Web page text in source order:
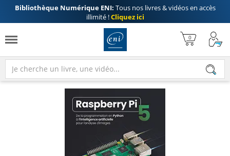
Bibliothèque Numérique ENI: Tous nos livres & vidéos en accès
illimité !Cliquez ici